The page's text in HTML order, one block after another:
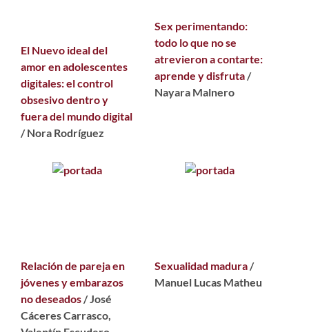
El Nuevo ideal del
amor en adolescentes
digitales: el control
obsesivo dentro y
fuera del mundo digital
/ Nora Rodríguez
Sex perimentando:
todo lo que no se
atrevieron a contarte:
aprende y disfruta /
Nayara Malnero
Relación de pareja en
jóvenes y embarazos
no deseados / José
Cáceres Carrasco,
Sexualidad madura /
Manuel Lucas Matheu